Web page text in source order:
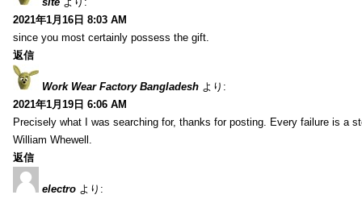
2021年1月16日 8:03 AM
since you most certainly possess the gift.
返信
Work Wear Factory Bangladesh より:
2021年1月19日 6:06 AM
Precisely what I was searching for, thanks for posting. Every failure is a
William Whewell.
返信
electro より: